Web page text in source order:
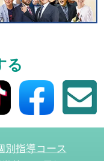
高2生・高1生対
請求・イベン
る
別指導コース